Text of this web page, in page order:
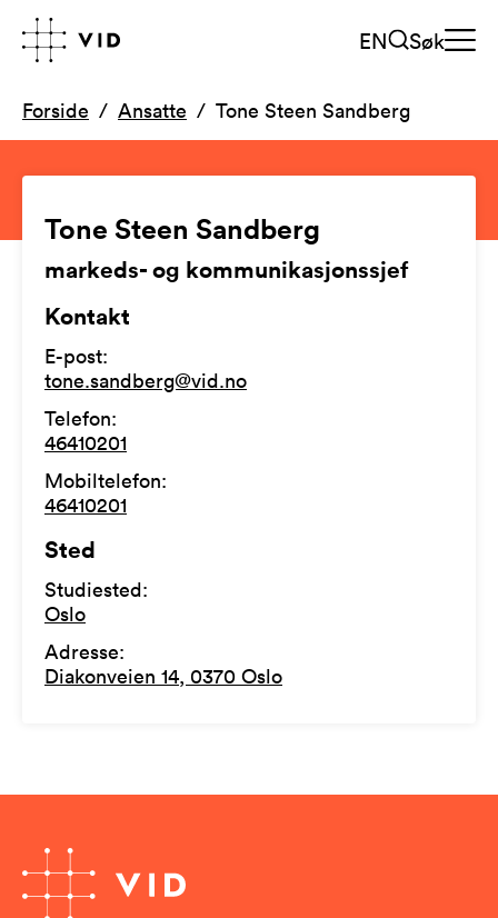
EN Søk
Forside Ansatte Tone Steen Sandberg
Tone Steen Sandberg
markeds- og kommunikasjonssjef
Kontakt
E-post:
tone.sandberg@vid.no
Telefon:
46410201
Mobiltelefon:
46410201
Sted
Studiested:
Oslo
Adresse:
Diakonveien 14, 0370 Oslo